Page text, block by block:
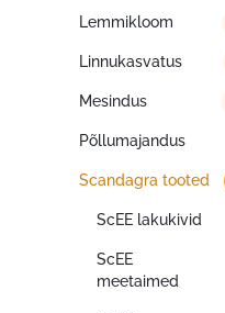
Lemmikloom
Linnukasvatus
Mesindus
Põllumajandus
Scandagra tooted
ScEE lakukivid
ScEE
meetaimed